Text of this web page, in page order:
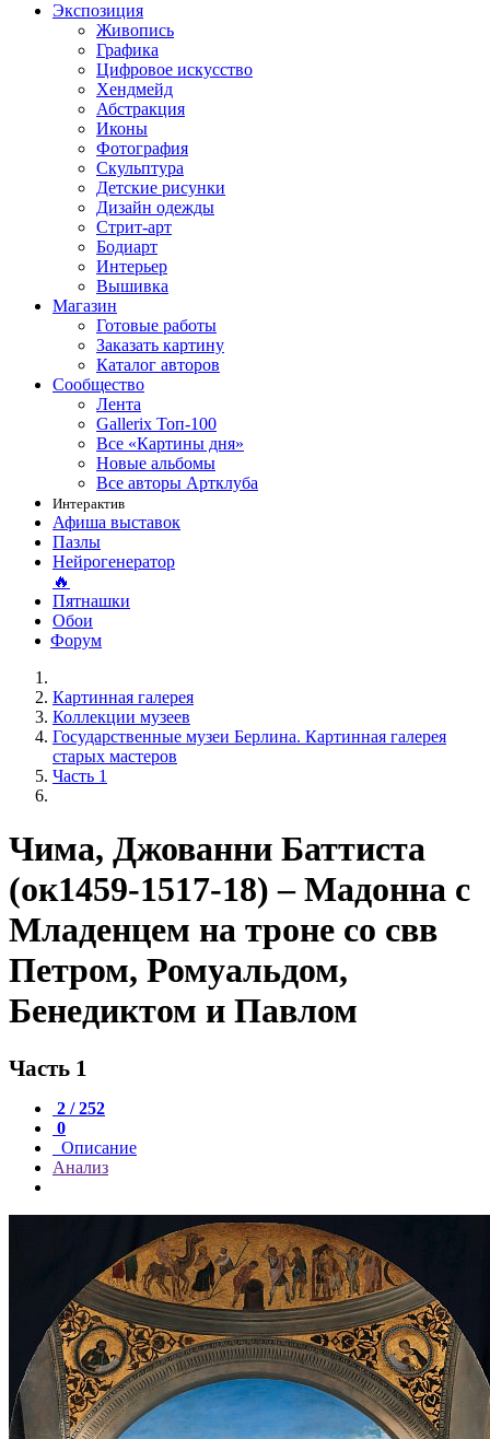
Экспозиция
Живопись
Графика
Цифровое искусство
Хендмейд
Абстракция
Иконы
Фотография
Скульптура
Детские рисунки
Дизайн одежды
Стрит-арт
Бодиарт
Интерьер
Вышивка
Магазин
Готовые работы
Заказать картину
Каталог авторов
Сообщество
Лента
Gallerix Топ-100
Все «Картины дня»
Новые альбомы
Все авторы Артклуба
Интерактив
Афиша выставок
Пазлы
Нейрогенератор
🔥
Пятнашки
Обои
Форум
Картинная галерея
Коллекции музеев
Государственные музеи Берлина. Картинная галерея
старых мастеров
Часть 1
Чима, Джованни Баттиста
(ок1459-1517-18) – Мадонна с
Младенцем на троне со свв
Петром, Ромуальдом,
Бенедиктом и Павлом
Часть 1
2 / 252
0
Описание
Анализ